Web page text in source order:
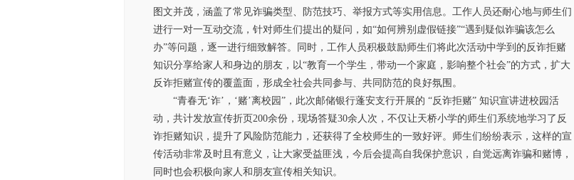
图文并茂，涵盖了常见诈骗类型、防范技巧、举报方式等实用信息。工作人员还耐心地与师生们
进行一对一互动交流，针对师生们提出的疑问，如“如何辨别虚假链接”“遇到疑似诈骗该怎么
办”等问题，逐一进行细致解答。同时，工作人员积极鼓励师生们将此次活动中学到的反诈拒赌
知识分享给家人和身边的朋友，以“教育一个学生，带动一个家庭，影响整个社会”的方式，扩大
反诈拒赌宣传的覆盖面，形成全社会共同参与、共同防范的良好氛围。
“青春无‘诈’，‘赌’离校园”，此次邮储银行蓬安支行开展的 “反诈拒赌” 知识宣讲进校园活
动，共计发放宣传折页200余份，现场答疑30余人次，不仅让天桥小学的师生们系统地学习了反
诈拒赌知识，提升了风险防范能力，还获得了全校师生的一致好评。师生们纷纷表示，这样的宣
传活动非常及时且有意义，让大家受益匪浅，今后会提高自我保护意识，自觉远离诈骗和赌博，
同时也会积极向家人和朋友宣传相关知识。